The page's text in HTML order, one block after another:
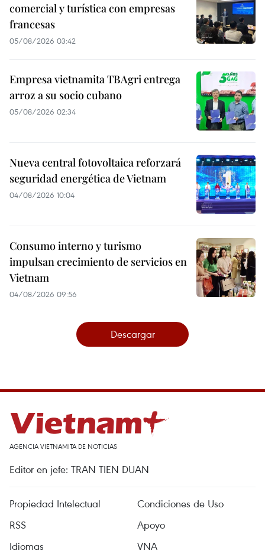
comercial y turística con empresas
francesas
05/08/2026 03:42
Empresa vietnamita TBAgri entrega
arroz a su socio cubano
05/08/2026 02:34
Nueva central fotovoltaica reforzará
seguridad energética de Vietnam
04/08/2026 10:04
Consumo interno y turismo
impulsan crecimiento de servicios en
Vietnam
04/08/2026 09:56
Descargar
AGENCIA VIETNAMITA DE NOTICIAS
Editor en jefe: TRAN TIEN DUAN
Propiedad Intelectual
Condiciones de Uso
RSS
Apoyo
Idiomas
VNA